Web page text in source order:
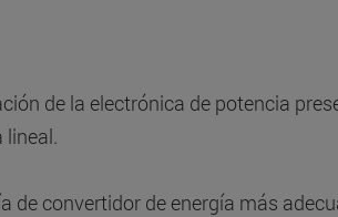
de la electrónica de potencia
lineal.
de convertidor de energía más